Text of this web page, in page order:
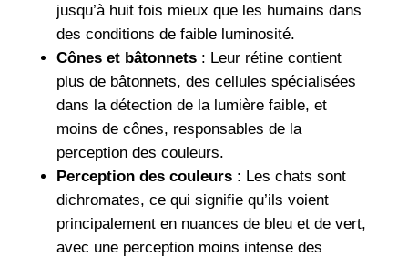
jusqu’à huit fois mieux que les humains dans
des conditions de faible luminosité.
Cônes et bâtonnets: Leur rétine contient
plus de bâtonnets, des cellules spécialisées
dans la détection de la lumière faible, et
moins de cônes, responsables de la
perception des couleurs.
Perception des couleurs: Les chats sont
dichromates, ce qui signifie qu’ils voient
principalement en nuances de bleu et de vert,
avec une perception moins intense des